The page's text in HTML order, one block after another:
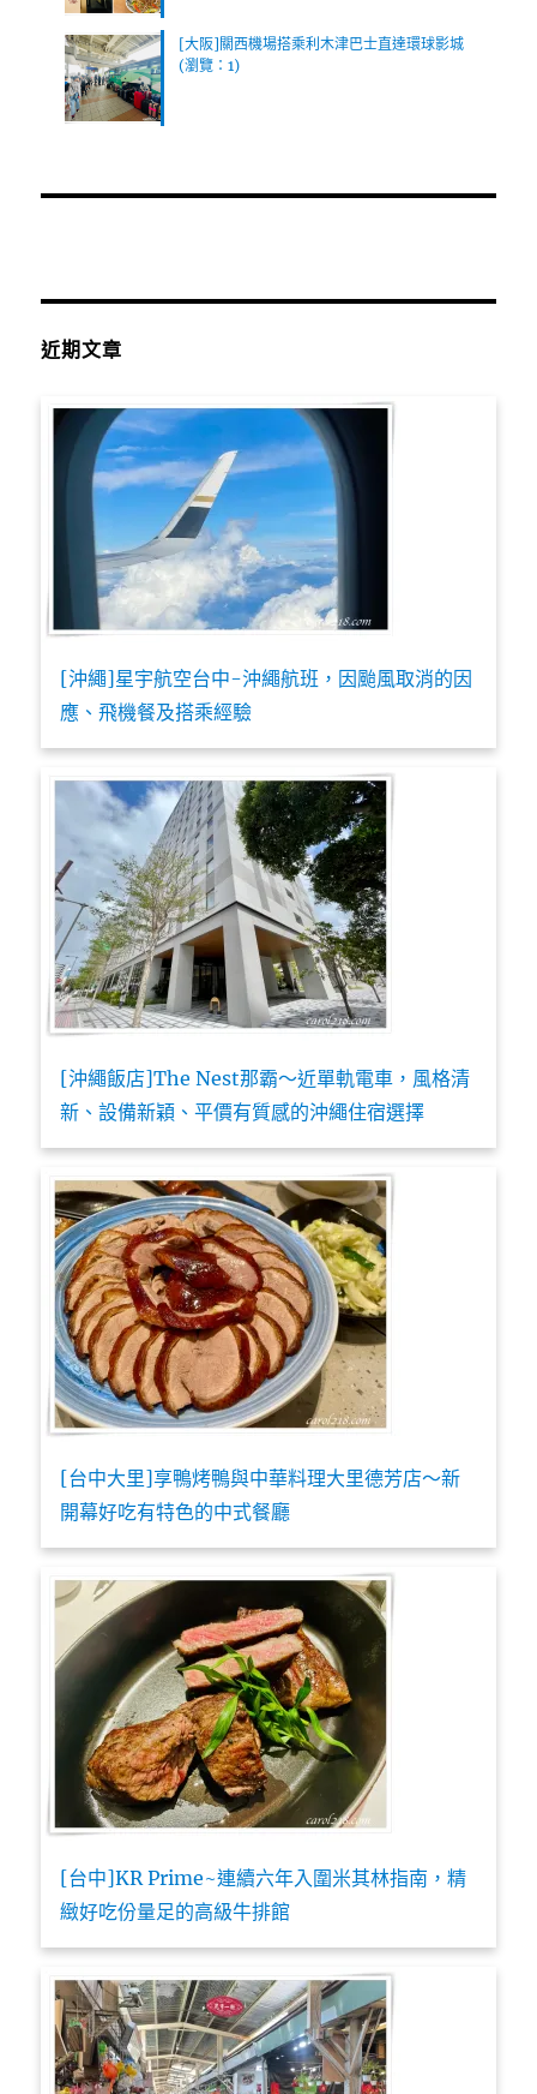
[大阪]關西機場搭乘利木津巴士直達環球影城
(瀏覽：1)
近期文章
[沖繩]星宇航空台中-沖繩航班，因颱風取消的因
應、飛機餐及搭乘經驗
[沖繩飯店]The Nest那霸～近單軌電車，風格清
新、設備新穎、平價有質感的沖繩住宿選擇
[台中大里]享鴨烤鴨與中華料理大里德芳店～新
開幕好吃有特色的中式餐廳
[台中]KR Prime~連續六年入圍米其林指南，精
緻好吃份量足的高級牛排館